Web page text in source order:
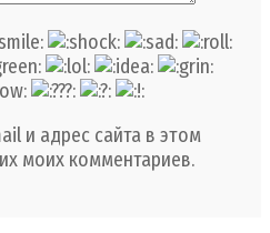
и адрес сайта в этом
моих комментариев.